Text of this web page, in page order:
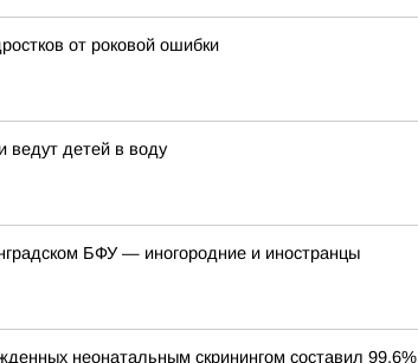
от роковой ошибки
ведут детей в воду
БФУ — иногородние и иностранцы
неонатальным скринингом составил 99,6%